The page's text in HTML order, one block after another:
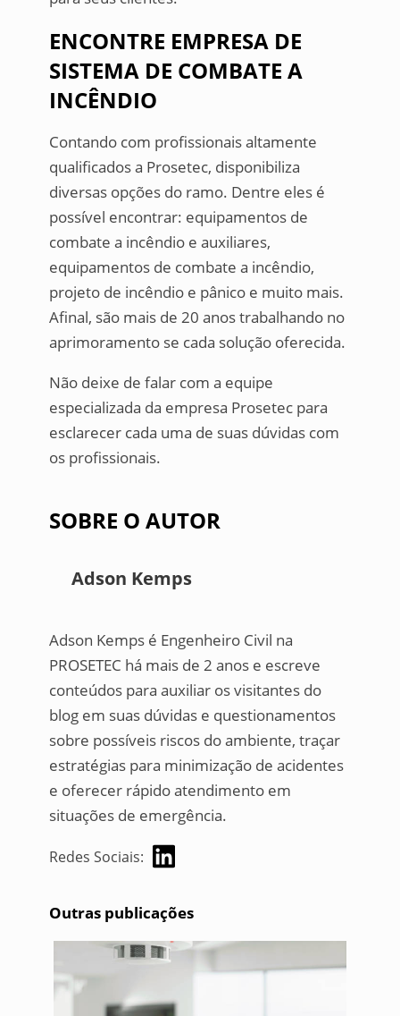
ENCONTRE EMPRESA DE
SISTEMA DE COMBATE A
INCÊNDIO
Contando com profissionais altamente
qualificados a Prosetec, disponibiliza
diversas opções do ramo. Dentre eles é
possível encontrar: equipamentos de
combate a incêndio e auxiliares,
equipamentos de combate a incêndio,
projeto de incêndio e pânico e muito mais.
Afinal, são mais de 20 anos trabalhando no
aprimoramento se cada solução oferecida.
Não deixe de falar com a equipe
especializada da empresa Prosetec para
esclarecer cada uma de suas dúvidas com
os profissionais.
SOBRE O AUTOR
Adson Kemps
Adson Kemps é Engenheiro Civil na
PROSETEC há mais de 2 anos e escreve
conteúdos para auxiliar os visitantes do
blog em suas dúvidas e questionamentos
sobre possíveis riscos do ambiente, traçar
estratégias para minimização de acidentes
e oferecer rápido atendimento em
situações de emergência.
Redes Sociais:
Outras publicações